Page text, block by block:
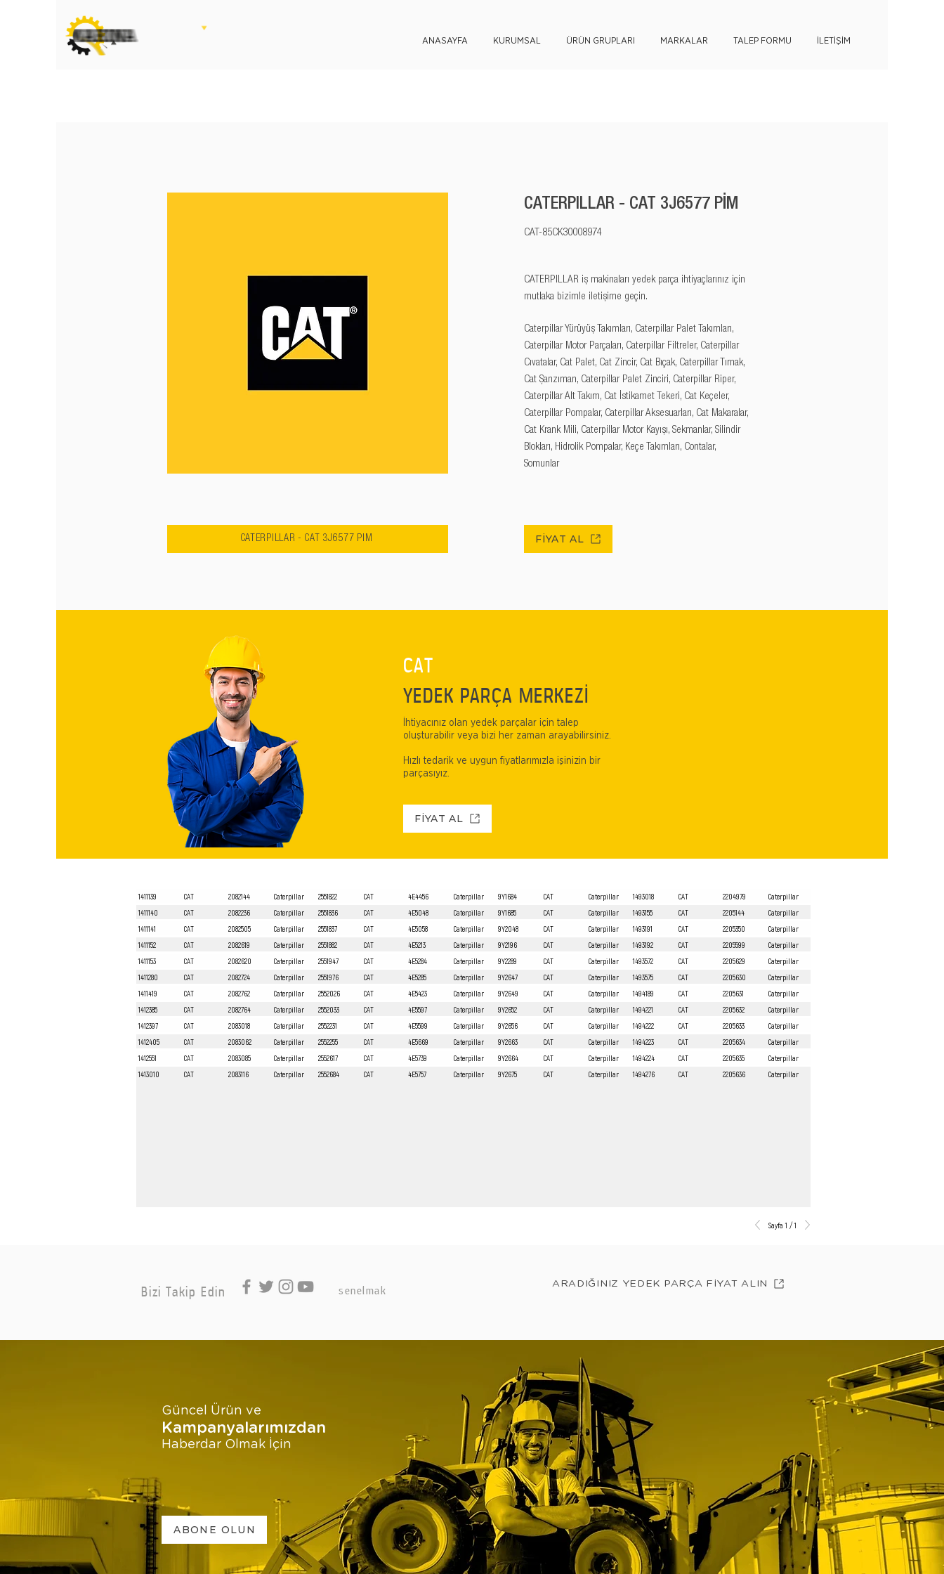
ANASAYFA KURUMSAL ÜRÜN GRUPLARI MARKALAR TALEP FORMU İLETİŞİM
CATERPILLAR - CAT 3J6577 PİM
CATERPILLAR - CAT 3J6577 PİM
CAT-85CK30008974
CATERPILLAR iş makinaları yedek parça ihtiyaçlarınız için
mutlaka bizimle iletişime geçin.
Caterpillar Yürüyüş Takımları, Caterpillar Palet Takımları,
Caterpillar Motor Parçaları, Caterpillar Filtreler, Caterpillar
Cıvatalar, Cat Palet, Cat Zincir, Cat Bıçak, Caterpillar Tırnak,
Cat Şanzıman, Caterpillar Palet Zinciri, Caterpillar Riper,
Caterpillar Alt Takım, Cat İstikamet Tekeri, Cat Keçeler,
Caterpillar Pompalar, Caterpillar Aksesuarları, Cat Makaralar,
Cat Krank Mili, Caterpillar Motor Kayışı, Sekmanlar, Silindir
Blokları, Hidrolik Pompalar, Keçe Takımları, Contalar,
Somunlar
FİYAT AL
CAT
YEDEK PARÇA MERKEZİ
İhtiyacınız olan yedek parçalar için talep
oluşturabilir veya bizi her zaman arayabilirsiniz.
Hızlı tedarik ve uygun fiyatlarımızla işinizin bir
parçasıyız.
FİYAT AL
1411139 CAT 2082144 Caterpillar 2551822 CAT 4E4456 Caterpillar 9Y1684 CAT Caterpillar 1493018 CAT 2204979
Caterpillar
1411140
CAT 2082236 Caterpillar 2551836 CAT 4E5048 Caterpillar 9Y1685 CAT Caterpillar 1493155 CAT 2205144
Caterpillar
1411141
CAT 2082505 Caterpillar 2551837 CAT 4E5058 Caterpillar 9Y2048 CAT Caterpillar 1493191 CAT 2205350
Caterpillar
1411152
CAT 2082619 Caterpillar 2551882 CAT 4E5213 Caterpillar 9Y2196 CAT Caterpillar 1493192 CAT 2205599
Caterpillar
1411153
CAT 2082620 Caterpillar 2551947 CAT 4E5284 Caterpillar 9Y2289 CAT Caterpillar 1493572 CAT 2205629
Caterpillar
1411280
CAT 2082724 Caterpillar 2551976 CAT 4E5285 Caterpillar 9Y2647 CAT Caterpillar 1493575 CAT 2205630
Caterpillar
1411419
CAT 2082762 Caterpillar 2552026 CAT 4E5423 Caterpillar 9Y2649 CAT Caterpillar 1494189 CAT 2205631
Caterpillar
1412385
CAT 2082764 Caterpillar 2552033 CAT 4E5597 Caterpillar 9Y2652 CAT Caterpillar 1494221 CAT 2205632
Caterpillar
1412397
CAT 2083018 Caterpillar 2552231 CAT 4E5599 Caterpillar 9Y2656 CAT Caterpillar 1494222 CAT 2205633
Caterpillar
1412405
CAT 2083062 Caterpillar 2552255 CAT 4E5669 Caterpillar 9Y2663 CAT Caterpillar 1494223 CAT 2205634
Caterpillar
1412551
CAT 2083085 Caterpillar 2552617 CAT 4E5739 Caterpillar 9Y2664 CAT Caterpillar 1494224 CAT 2205635
Caterpillar
1413010
CAT 2083116 Caterpillar 2552684 CAT 4E5757 Caterpillar 9Y2675 CAT Caterpillar 1494276 CAT 2205636 Caterpillar
Sayfa 1 / 1
Bizi Takip Edin senelmak ARADIĞINIZ YEDEK PARÇA FİYAT ALIN
Güncel Ürün ve
Kampanyalarımızdan
Haberdar Olmak İçin
ABONE OLUN